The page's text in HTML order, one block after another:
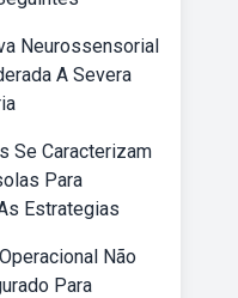
Neurossensorial
A Severa
Se Caracterizam
Para
Estrategias
Não
Para